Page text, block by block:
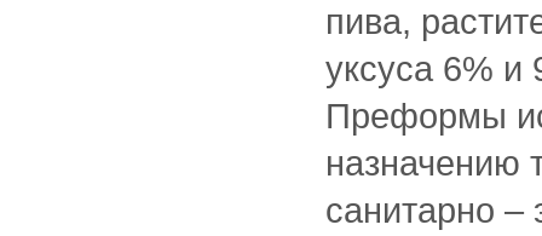
пива,
уксуса 6% и
Преформы
назначению
санитарно –